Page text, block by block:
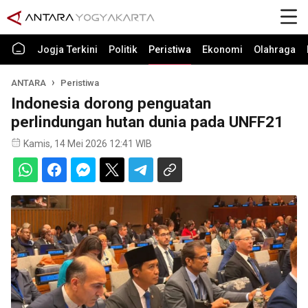
Jogja Terkini Politik Peristiwa Ekonomi Olahraga
ANTARA Peristiwa
Indonesia dorong penguatan
perlindungan hutan dunia pada UNFF21
Kamis, 14 Mei 2026 12:41 WIB